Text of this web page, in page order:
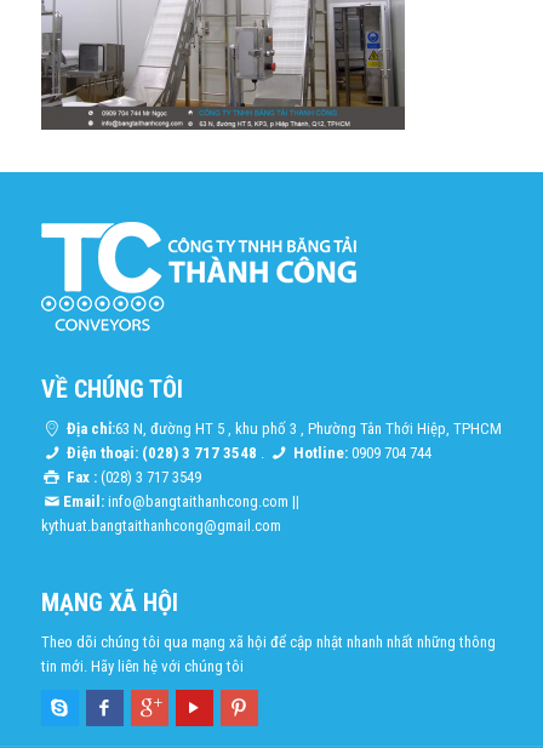
VỀ CHÚNG TÔI
Địa chỉ:63 N, đường HT 5 , khu phố 3 , Phường Tân Thới Hiệp, TPHCM
Điện thoại: (028) 3 717 3548 . Hotline: 0909 704 744
Fax :(028) 3 717 3549
Email: info@bangtaithanhcong.com ||
kythuat.bangtaithanhcong@gmail.com
MẠNG XÃ HỘI
Theo dõi chúng tôi qua mạng xã hội để cập nhật nhanh nhất những thông
tin mới. Hãy liên hệ với chúng tôi